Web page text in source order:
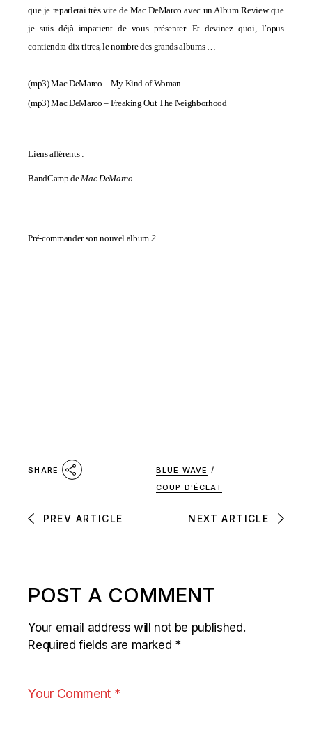
que je reparlerai très vite de Mac DeMarco avec un Album Review que
je suis déjà impatient de vous présenter. Et devinez quoi, l’opus
contiendra dix titres, le nombre des grands albums …
(mp3)Mac DeMarco – My Kind of Woman
(mp3)Mac DeMarco – Freaking Out The Neighborhood
Liens afférents :
BandCamp deMac DeMarco
Pré-commander son nouvel album 2
SHARE BLUE WAVE /
COUP D'ÉCLAT
PREV ARTICLE NEXT ARTICLE
POST A COMMENT
Your email address will not be published.
Required fields are marked *